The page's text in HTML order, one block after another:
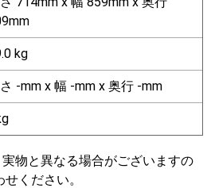
kg
-mm x 幅 -mm x 奥行 -mm
物と異なる場合がございますの
ください。